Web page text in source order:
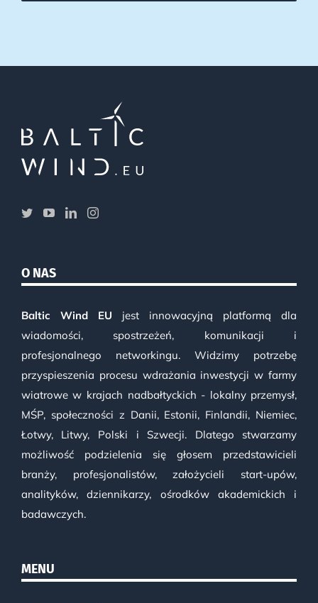
O NAS
Baltic Wind EU jest innowacyjną platformą dla
wiadomości, spostrzeżeń, komunikacji i
profesjonalnego networkingu. Widzimy potrzebę
przyspieszenia procesu wdrażania inwestycji w farmy
wiatrowe w krajach nadbałtyckich - lokalny przemysł,
MŚP, społeczności z Danii, Estonii, Finlandii, Niemiec,
Łotwy, Litwy, Polski i Szwecji. Dlatego stwarzamy
możliwość podzielenia się głosem przedstawicieli
branży, profesjonalistów, założycieli start-upów,
analityków, dziennikarzy, ośrodków akademickich i
badawczych.
MENU